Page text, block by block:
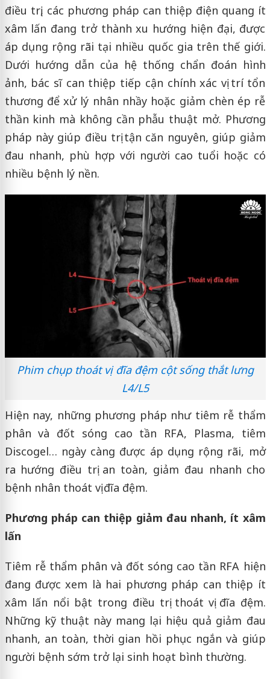
điều trị, các phương pháp can thiệp điện quang ít
xâm lấn đang trở thành xu hướng hiện đại, được
áp dụng rộng rãi tại nhiều quốc gia trên thế giới.
Dưới hướng dẫn của hệ thống chẩn đoán hình
ảnh, bác sĩ can thiệp tiếp cận chính xác vị trí tổn
thương để xử lý nhân nhầy hoặc giảm chèn ép rễ
thần kinh mà không cần phẫu thuật mở. Phương
pháp này giúp điều trị tận căn nguyên, giúp giảm
đau nhanh, phù hợp với người cao tuổi hoặc có
nhiều bệnh lý nền.
Phim chụp thoát vị đĩa đệm cột sống thắt lưng
L4/L5
Hiện nay, những phương pháp như tiêm rễ thẩm
phân và đốt sóng cao tần RFA, Plasma, tiêm
Discogel… ngày càng được áp dụng rộng rãi, mở
ra hướng điều trị an toàn, giảm đau nhanh cho
bệnh nhân thoát vị đĩa đệm.
Phương pháp can thiệp giảm đau nhanh, ít xâm
lấn
Tiêm rễ thẩm phân và đốt sóng cao tần RFA hiện
đang được xem là hai phương pháp can thiệp ít
xâm lấn nổi bật trong điều trị thoát vị đĩa đệm.
Những kỹ thuật này mang lại hiệu quả giảm đau
nhanh, an toàn, thời gian hồi phục ngắn và giúp
người bệnh sớm trở lại sinh hoạt bình thường.